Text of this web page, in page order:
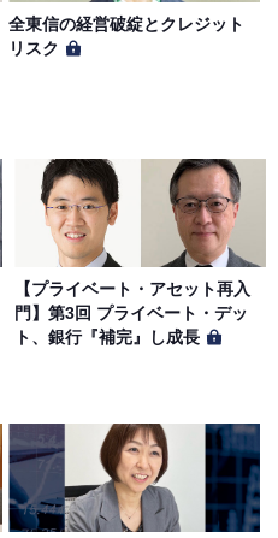
全東信の経営破綻とクレジット
リスク
【プライベート・アセット再入
門】第3回 プライベート・デッ
ト、銀行『補完』し成長